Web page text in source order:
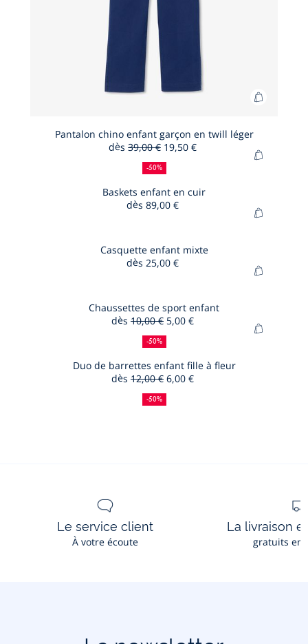
Ajouter
Pantalon
chino
en
Pantalon chino enfant garçon en twill léger
dès
50
%
de
réduction
Ancien
prix
:
39,00 €Nouveau
prix
:
19,50 €
-50%
Ajouter
Baskets
enfant
Baskets enfant en cuir
dès 89,00 €
Ajouter
enfant
Casquette enfant mixte
dès 25,00 €
Ajouter
de
Chaussettes de sport enfant
dès
50
%
de
réduction
Ancien
prix
:
10,00 €Nouveau
prix
:
5,00 €
-50%
Ajouter
Duo de barrettes enfant fille à fleur
dès
50
%
de
Ancien
prix
:
12,00 €Nouveau
prix
:
6,00 €
-50%
Le service client
À votre écoute
La livraison
gratuits en